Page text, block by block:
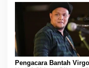
Pengacara Bantah